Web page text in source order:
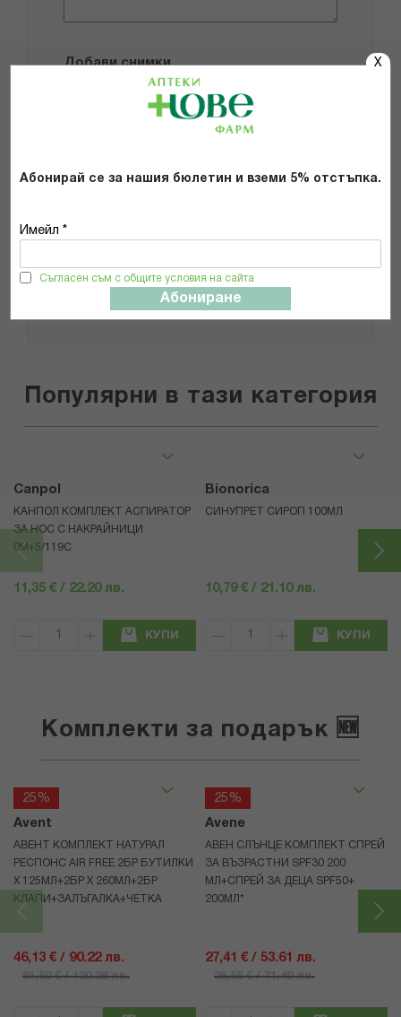
X
Абонирай се за нашия бюлетин и вземи 5% отстъпка.
Имейл *
Съгласен съм с общите условия на сайта
Абониране
Добави снимки
Препоръчвам продукта
Общите условия и политиката за
ИЗПРАТИ
Популярни в тази категория
Canpol
КАНПОЛ КОМПЛЕКТ АСПИРАТОР
ЗА НОС С НАКРАЙНИЦИ
0М+5/119C
11,35 € / 22.20 лв.
КУПИ
Bionorica
СИНУПРЕТ СИРОП 100МЛ
10,79 € / 21.10 лв.
КУПИ
Комплекти за подарък 🆕
25%
Avent
АВЕНТ КОМПЛЕКТ НАТУРАЛ
РЕСПОНС AIR FREE 2БР БУТИЛКИ
Х 125МЛ+2БР Х 260МЛ+2БР
КЛАПИ+ЗАЛЪГАЛКА+ЧЕТКА
46,13 € / 90.22 лв.
61,50 € / 120.28 лв.
25%
Avene
АВЕН СЛЪНЦЕ КОМПЛЕКТ СПРЕЙ
ЗА ВЪЗРАСТНИ SPF30 200
МЛ+СПРЕЙ ЗА ДЕЦА SPF50+
200МЛ*
27,41 € / 53.61 лв.
36,55 € / 71.49 лв.